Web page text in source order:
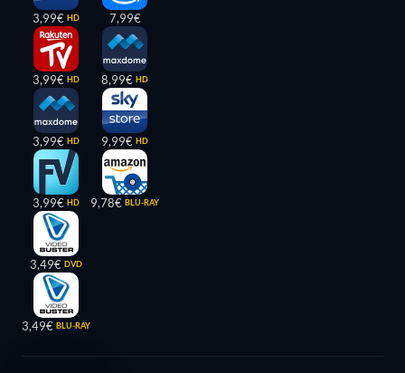
3,99€ HD
3,99€ HD
3,99€ HD
3,99€ HD
3,49€ DVD
3,49€ BLU-RAY
7,99€
8,99€ HD
9,99€ HD
9,78€ BLU-RAY